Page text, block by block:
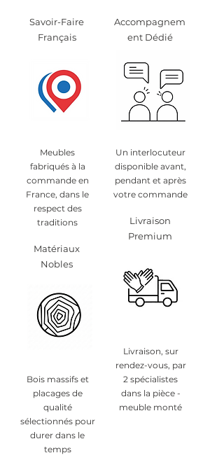
Savoir-Faire
Français
Meubles
fabriqués à la
commande en
France, dans le
respect des
traditions
Matériaux
Nobles
Bois massifs et
placages de
qualité
sélectionnés pour
durer dans le
temps
Accompagnem
ent Dédié
Un interlocuteur
disponible avant,
pendant et après
votre commande
Livraison
Premium
Livraison, sur
rendez-vous, par
2 spécialistes
dans la pièce -
meuble monté